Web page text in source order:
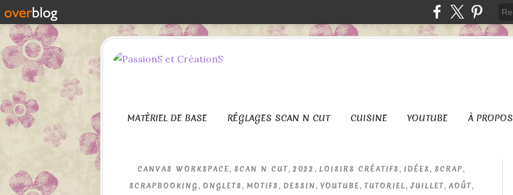
MATÈRIEL DE BASE RÉGLAGES SCAN N CUT CUISINE YOUTUBE À PROPOS
CANVAS WORKSPACE, SCAN N CUT,2022 , LOISIRS CRÉATIFS, IDÉES, SCRAP,
SCRAPBOOKING, ONGLETS, MOTIFS, DESSIN, YOUTUBE, TUTORIEL,JUILLET, AOÛT,